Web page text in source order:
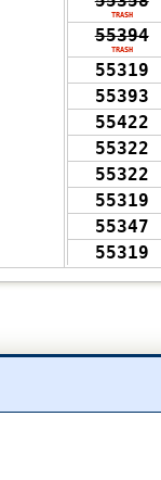
TRASH
55394
TRASH
55319
55393
55422
55322
55322
55319
55347
55319
55319
14661
55382